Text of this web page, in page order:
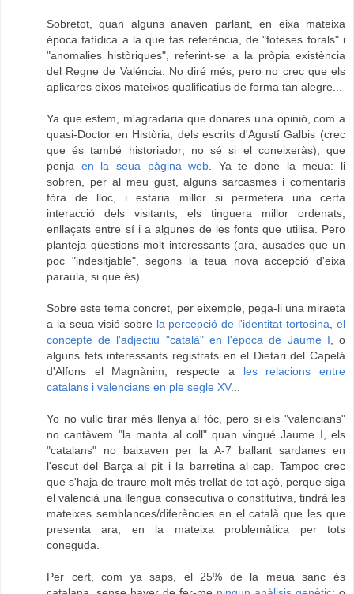
Sobretot, quan alguns anaven parlant, en eixa mateixa
época fatídica a la que fas referència, de "foteses forals" i
"anomalies històriques", referint-se a la pròpia existència
del Regne de Valéncia. No diré més, pero no crec que els
aplicares eixos mateixos qualificatius de forma tan alegre...
Ya que estem, m'agradaria que donares una opinió, com a
quasi-Doctor en Història, dels escrits d'Agustí Galbis (crec
que és també historiador; no sé si el coneixeràs), que
penja en la seua pàgina web. Ya te done la meua: li
sobren, per al meu gust, alguns sarcasmes i comentaris
fòra de lloc, i estaria millor si permetera una certa
interacció dels visitants, els tinguera millor ordenats,
enllaçats entre sí i a algunes de les fonts que utilisa. Pero
planteja qüestions molt interessants (ara, ausades que un
poc "indesitjable", segons la teua nova accepció d'eixa
paraula, si que és).
Sobre este tema concret, per eixemple, pega-li una miraeta
a la seua visió sobre la percepció de l'identitat tortosina,el
concepte de l'adjectiu "català" en l'época de Jaume I, o
alguns fets interessants registrats en el Dietari del Capelà
d'Alfons el Magnànim, respecte a les relacions entre
catalans i valencians en ple segle XV...
Yo no vullc tirar més llenya al fòc, pero si els "valencians"
no cantàvem "la manta al coll" quan vingué Jaume I, els
"catalans" no baixaven per la A-7 ballant sardanes en
l'escut del Barça al pit i la barretina al cap. Tampoc crec
que s'haja de traure molt més trellat de tot açò, perque siga
el valencià una llengua consecutiva o constitutiva, tindrà les
mateixes semblances/diferències en el català que les que
presenta ara, en la mateixa problemàtica per tots
coneguda.
Per cert, com ya saps, el 25% de la meua sanc és